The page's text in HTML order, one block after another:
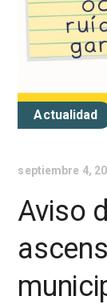
Actualidad
septiembre 4,
Aviso